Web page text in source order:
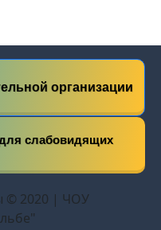
организации
слабовидящих
© 2020 | ЧОУ